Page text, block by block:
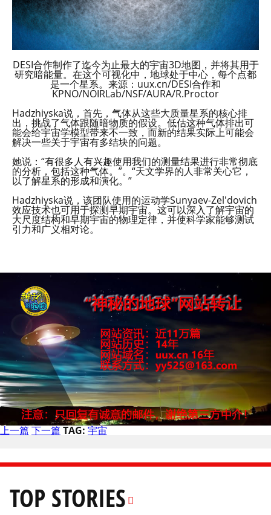
DESI合作制作了迄今为止最大的宇宙3D地图，并将其用于
研究暗能量。在这个可视化中，地球处于中心，每个点都
是一个星系。来源：uux.cn/DESI合作和
KPNO/NOIRLab/NSF/AURA/R.Proctor
Hadzhiyska说，首先，气体从这些大质量星系的核心排
出，挑战了气体跟随暗物质的假设。低估这种气体排出可
能会给宇宙学模型带来不一致，而新的结果实际上可能会
解决一些关于宇宙有多结块的问题。
她说：“有很多人有兴趣使用我们的测量结果进行非常彻底
的分析，包括这种气体。”。“天文学界的人非常关心它，
以了解星系的形成和演化。”
Hadzhiyska说，该团队使用的运动学Sunyaev-Zel'dovich
效应技术也可用于探测早期宇宙。这可以深入了解宇宙的
大尺度结构和早期宇宙的物理定律，并使科学家能够测试
引力和广义相对论。
上一篇下一篇TAG:宇宙
TOP STORIES